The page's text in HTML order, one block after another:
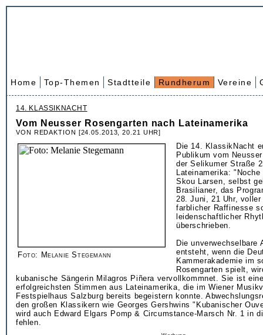
Home Top-Themen Stadtteile Rundherum Vereine
14. KLASSIKNACHT
Vom Neusser Rosengarten nach Lateinamerika
VON REDAKTION [24.05.2013, 20.21 UHR]
Foto: Melanie Stegemann
Die 14. KlassikNacht
Publikum vom
der Selikumer Straße
Lateinamerika:
Skou Larsen, selbst
Brasilianer, das
28. Juni, 21 Uhr,
farblicher Raffinesse
leidenschaftlicher
überschrieben.
Die unverwechselbare
entsteht, wenn die
Kammerakademie im
Rosengarten spielt,
kubanische Sängerin Milagros Piñera vervollkommnet. Sie ist
erfolgreichsten Stimmen aus Lateinamerika, die im Wiener
Festspielhaus Salzburg bereits begeistern konnte.
den großen Klassikern wie Georges Gershwins "Kubanischer
wird auch Edward Elgars Pomp & Circumstance-Marsch Nr. 1 in
fehlen.